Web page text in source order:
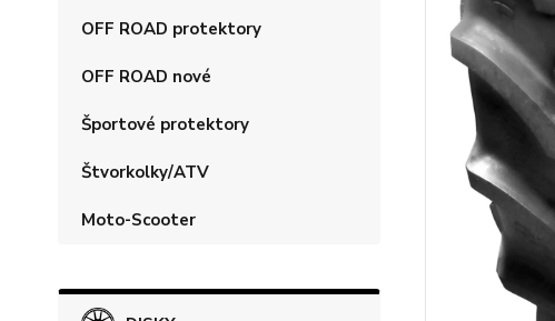
OFF ROAD protektory
OFF ROAD nové
Športové protektory
Štvorkolky/ATV
Moto-Scooter